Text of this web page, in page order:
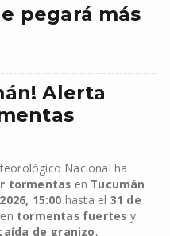
pegará más
Alerta
Nacional ha
tormentas en Tucumán
15:00 hasta el 31 de
tormentas fuertes y
de granizo,